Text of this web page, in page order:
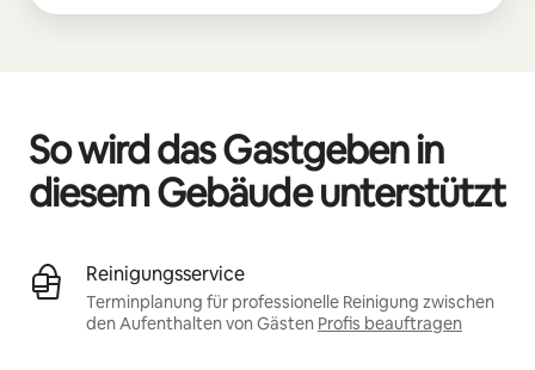
So wird das Gastgeben in
diesem Gebäude unterstützt
Reinigungsservice
Terminplanung für professionelle Reinigung zwischen
den Aufenthalten von Gästen Profis beauftragen